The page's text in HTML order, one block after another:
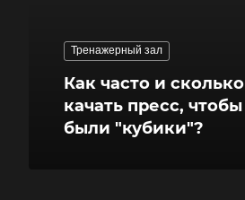
Тренажерный зал
Как часто и сколько
качать пресс, чтобы
были "кубики"?